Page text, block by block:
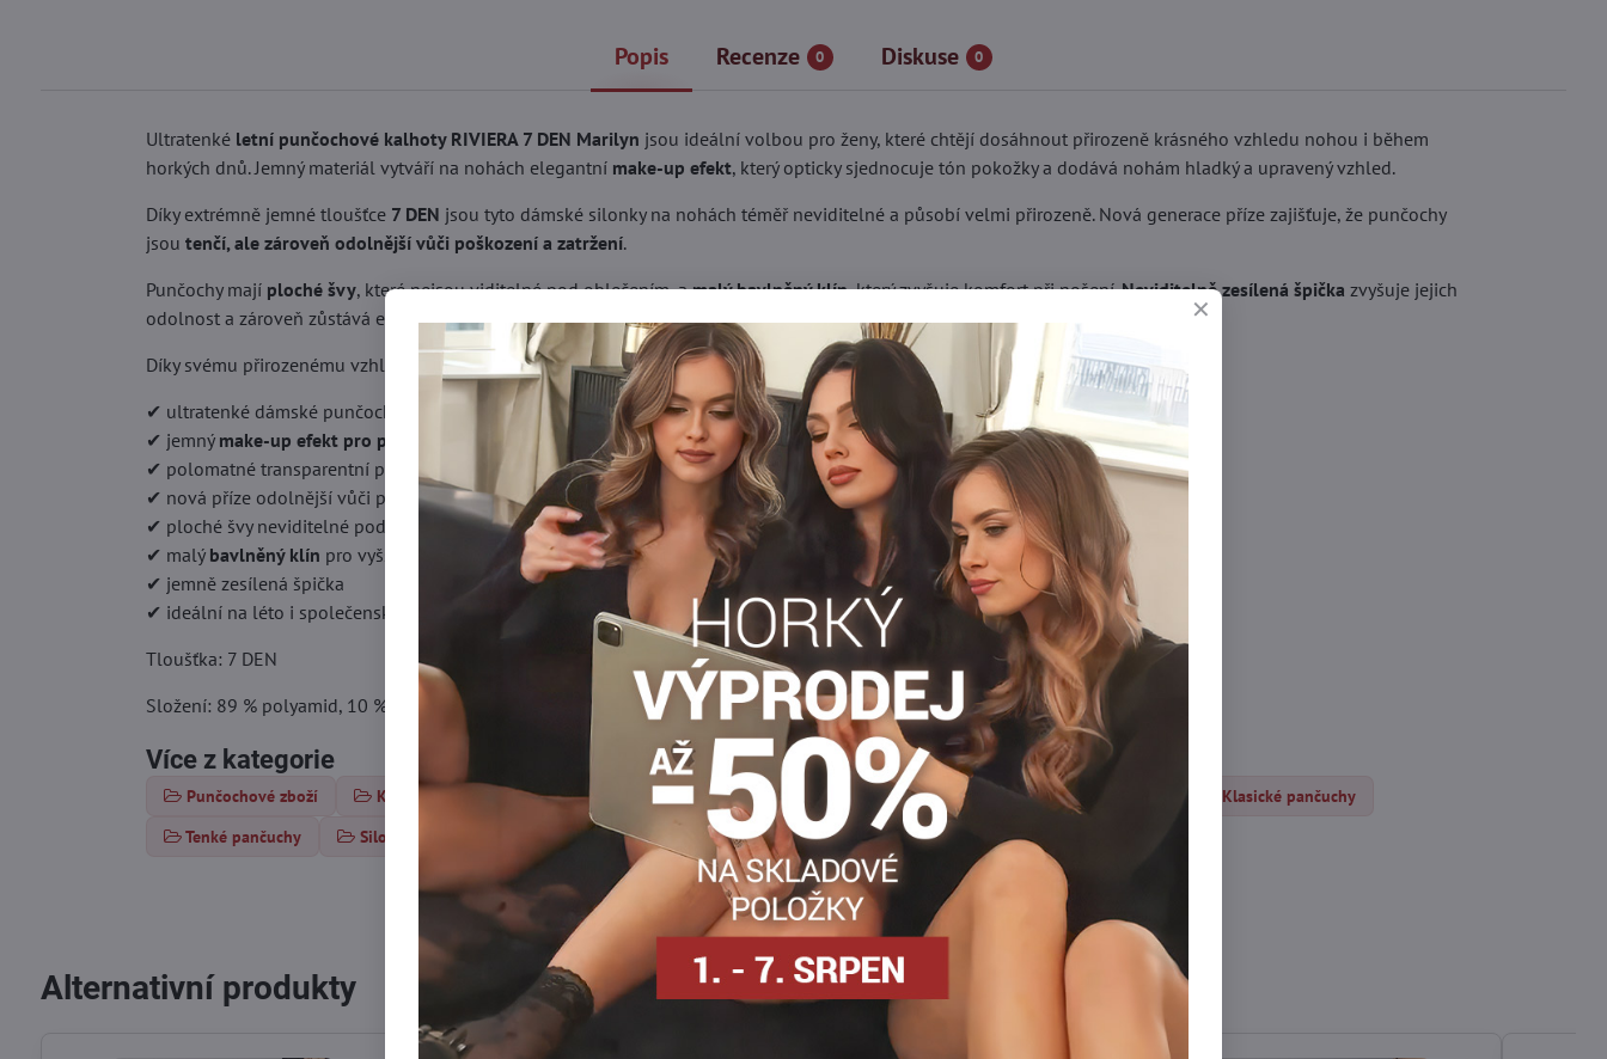
Popis Recenze 0 Diskuse 0
Ultratenké letní punčochové kalhoty RIVIERA 7 DEN Marilyn jsou ideální volbou pro ženy, které chtějí dosáhnout přirozeně krásného vzhledu nohou i během
horkých dnů. Jemný materiál vytváří na nohách elegantní make-up efekt, který opticky sjednocuje tón pokožky a dodává nohám hladký a upravený vzhled.
Díky extrémně jemné tloušťce 7 DEN jsou tyto dámské silonky na nohách téměř neviditelné a působí velmi přirozeně. Nová generace příze zajišťuje, že punčochy
jsou tenčí, ale zároveň odolnější vůči poškození a zatržení.
Punčochy mají ploché švy, které nejsou viditelné pod oblečením, amalý bavlněný klín, který zvyšuje komfort při nošení.Neviditelně zesílená špička zvyšuje jejich
odolnost a zároveň zůstává elegantní a nenápadná.
Díky svému přirozenému vzhledu jsou ideální naléto, svatby, oslavy, společenské události i každodenní nošení
✔ ultratenké dámské punčochové kalhoty
7 DEN
✔ jemný make-up efekt pro přirozeně krásné nohy
✔ polomatné transparentní provedení
✔ nová příze odolnější vůči poškození
✔ ploché švy neviditelné pod oblečením
✔ malý bavlněný klín pro vyšší komfort
✔ jemně zesílená špička
✔ ideální na léto i společenské příležitosti
Tloušťka: 7 DEN
Složení: 89 % polyamid, 10 % elastan, 1 % bavlna
Více z kategorie
Punčochové zboží Klasické punčochy Tenké punčochy Punčocháče pod 10 DEN Dámské punčocháče DEN
Klasické pančuchy
Tenké pančuchy
Silonky pod 10 DEN
FacebookTwitterBlueskyPinterestReddit LinkedInWhatsApp
Alternativní produkty